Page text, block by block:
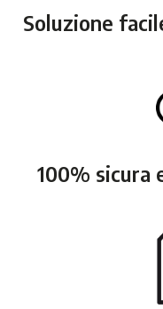
Soluzione
100% sicura